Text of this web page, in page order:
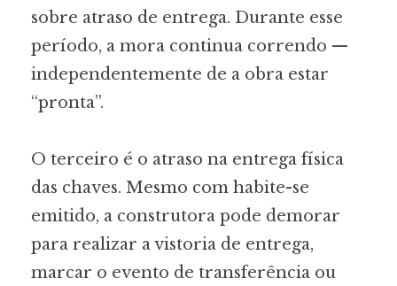
sobre atraso de entrega. Durante esse
período, a mora continua correndo —
independentemente de a obra estar
“pronta”.
O terceiro é o atraso na entrega física
das chaves. Mesmo com habite-se
emitido, a construtora pode demorar
para realizar a vistoria de entrega,
marcar o evento de transferência ou